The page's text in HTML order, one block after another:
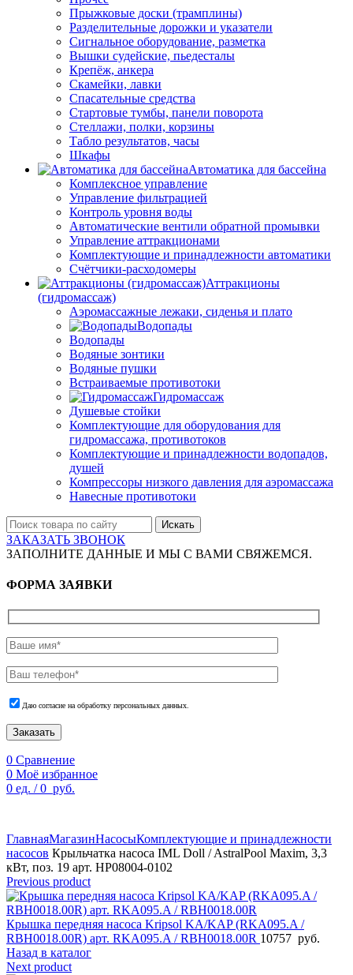
Прыжковые доски (трамплины)
Разделительные дорожки и указатели
Cигнальное оборудование, разметка
Вышки судейские, пьедесталы
Крепёж, анкера
Скамейки, лавки
Спасательные средства
Стартовые тумбы, панели поворота
Стеллажи, полки, корзины
Табло результатов, часы
Шкафы
Автоматика для бассейна
Комплексное управление
Управление фильтрацией
Контроль уровня воды
Автоматические вентили обратной промывки
Управление аттракционами
Комплектующие и принадлежности автоматики
Счётчики-расходомеры
Аттракционы
(гидромассаж)
Аэромассажные лежаки, сиденья и плато
Водопады
Водопады
Водяные зонтики
Водяные пушки
Встраиваемые противотоки
Гидромассаж
Душевые стойки
Комплектующие для оборудования для
гидромассажа, противотоков
Комплектующие и принадлежности водопадов,
душей
Компрессоры низкого давления для аэромассажа
Навесные противотоки
Искать
ЗАКАЗАТЬ ЗВОНОК
ЗАПОЛНИТЕ ДАННЫЕ И МЫ С ВАМИ СВЯЖЕМСЯ.
ФОРМА ЗАЯВКИ
Даю согласие на обработку персональных данных.
Заказать
0 Сравнение
0 Моё избранное
0 ед. / 0 руб.
ГлавнаяМагазинНасосыКомплектующие и принадлежности
насосов Крыльчатка насоса IML Doll / AstralPool Maxim, 3,3
кВт, поз. 19 арт. HP08004-0102
Previous product
Крышка передняя насоса Kripsol KA/KAP (RKA095.A /
RBH0018.00R) арт. RKA095.A / RBH0018.00R 10757 руб.
Назад в каталог
Next product